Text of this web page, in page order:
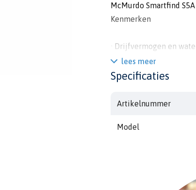
McMurdo Smartfind S5A
Kenmerken
· Drijfvermogen en
· Compact, lichtgewicht
· Voldoet aan IMO en
· LED-indicatie van
· Geïntegreerd koord
lees meer
Specificaties
Artikelnummer
Model